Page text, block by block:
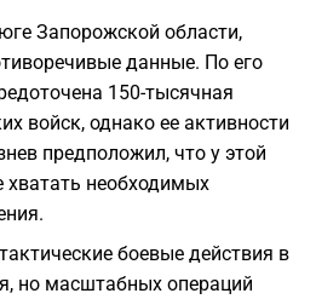
Запорожской области,
данные. По его
150-тысячная
войск, однако ее активности
предположил, что у этой
хватать необходимых
боевые действия в
но масштабных операций